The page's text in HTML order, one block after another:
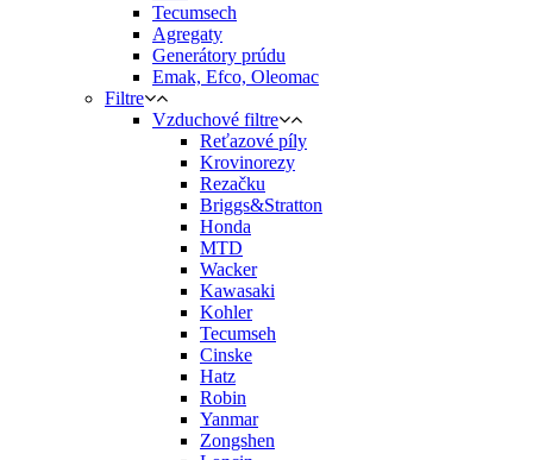
Tecumsech
Agregaty
Generátory prúdu
Emak, Efco, Oleomac
Filtre
Vzduchové filtre
Reťazové píly
Krovinorezy
Rezačku
Briggs&Stratton
Honda
MTD
Wacker
Kawasaki
Kohler
Tecumseh
Cinske
Hatz
Robin
Yanmar
Zongshen